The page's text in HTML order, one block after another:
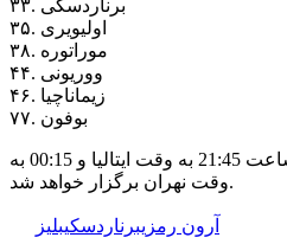
۳۳. برناردسکی
۳۵. اولیویری
۳۸. موراتوره
۴۴. ووریونی
۴۶. زیماناچیا
۷۷. بوفون
این بازی دوشنبه 2 تیر در ساعت 21:45 به وقت ایتالیا و 00:15 به
وقت نهران برگزار خواهد شد.
آرون رمزیبرناردسکیبلیز